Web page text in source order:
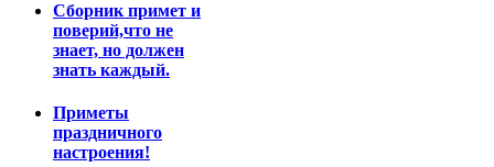
Сборник примет и
поверий,что не
знает, но должен
знать каждый.
Приметы
праздничного
настроения!